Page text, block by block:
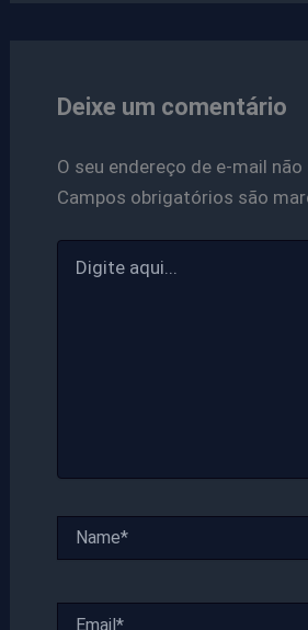
Deixe um comentário
O seu endereço de e-mail não
Campos obrigatórios são
aqui...